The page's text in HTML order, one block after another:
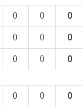
0 0 0
0 0 0
0 0 0
0 0 0